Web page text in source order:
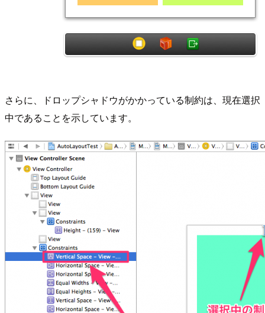
さらに、ドロップシャドウがかかっている制約は、現在選択
中であることを示しています。